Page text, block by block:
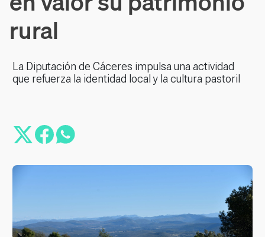
rural
La Diputación de Cáceres impulsa una actividad
que refuerza la identidad local y la cultura pastoril